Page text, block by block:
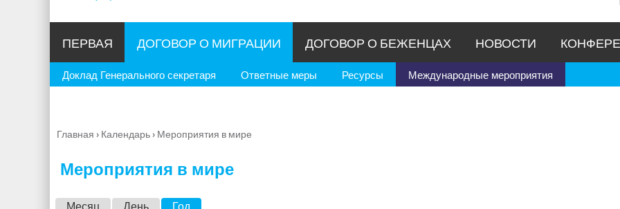
ПЕРВАЯ ДОГОВОР О МИГРАЦИИ
Доклад Генерального секретаря Ответные меры Ресурсы Международные мероприятия
ДОГОВОР О БЕЖЕНЦАХ НОВОСТИ
Вы
Главная › Календарь› Мероприятия в мире
Мероприятия в мире